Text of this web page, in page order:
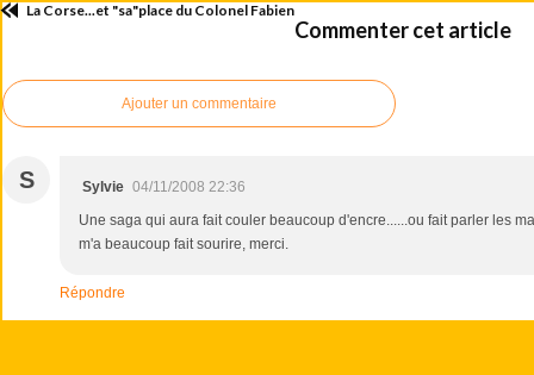
La Corse...et "sa"place du Colonel Fabien
Commenter cet article
Ajouter un commentaire
S Sylvie 04/11/2008 22:36
Une saga qui aura fait couler beaucoup d'encre......ou fait parler les
m'a beaucoup fait sourire, merci.
Répondre